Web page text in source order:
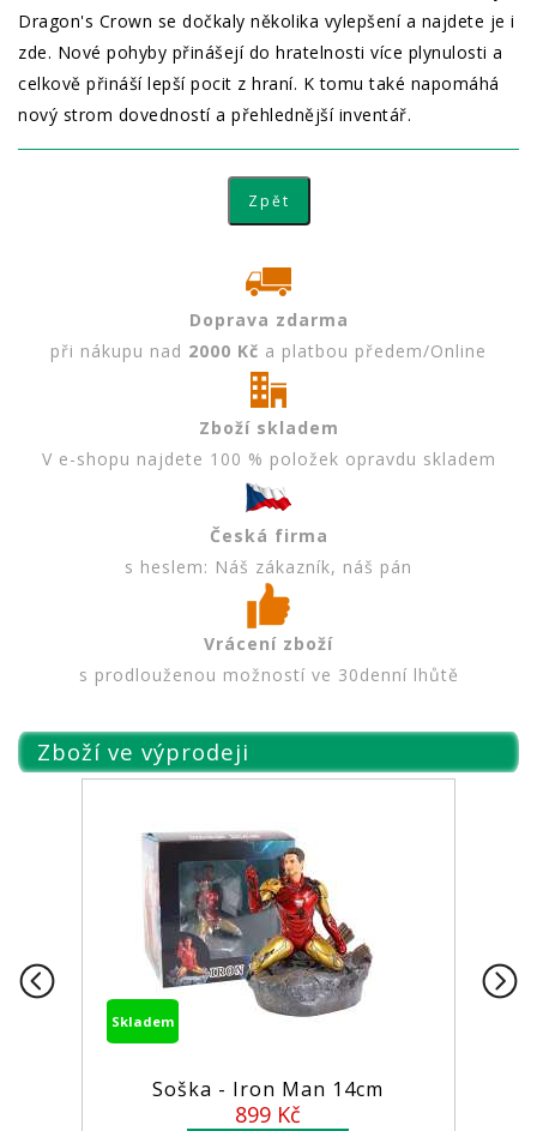
Dragon's Crown se dočkaly několika vylepšení a najdete je i
zde. Nové pohyby přinášejí do hratelnosti více plynulosti a
celkově přináší lepší pocit z hraní. K tomu také napomáhá
nový strom dovedností a přehlednější inventář.
Doprava zdarma
při nákupu nad 2000 Kč a platbou předem/Online
Zboží skladem
V e-shopu najdete 100 % položek opravdu skladem
Česká firma
s heslem: Náš zákazník, náš pán
Vrácení zboží
s prodlouženou možností ve 30denní lhůtě
Zboží ve výprodeji
Skladem
Soška - Iron Man 14cm
899 Kč